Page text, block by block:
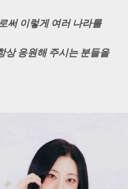
써 이렇게 여러 나라를
상 응원해 주시는 분들을